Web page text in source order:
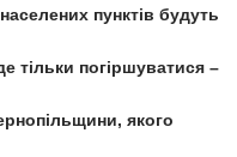
пунктів будуть
тільки погіршуватися –
якого